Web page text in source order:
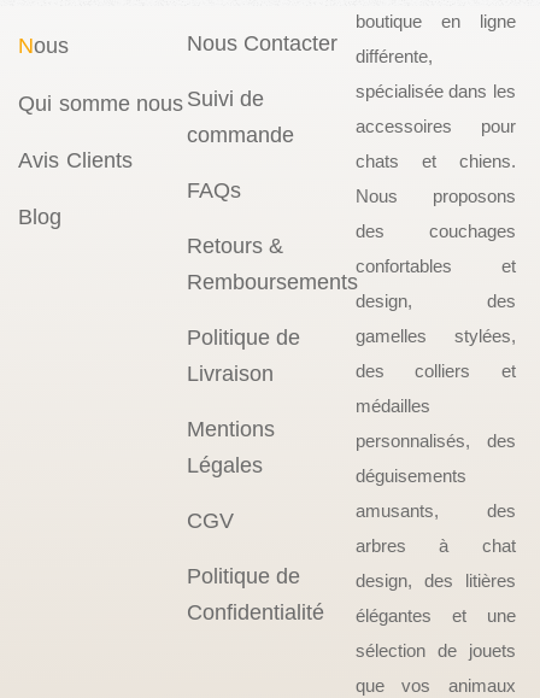
Nous
Qui somme nous
Avis Clients
Blog
Nous Contacter
Suivi de
commande
FAQs
Retours &
Remboursements
Politique de
Livraison
Mentions
Légales
CGV
Politique de
Confidentialité
boutique en ligne
différente,
spécialisée dans les
accessoires pour
chats et chiens.
Nous proposons
des couchages
confortables et
design, des
gamelles stylées,
des colliers et
médailles
personnalisés, des
déguisements
amusants, des
arbres à chat
design, des litières
élégantes et une
sélection de jouets
que vos animaux